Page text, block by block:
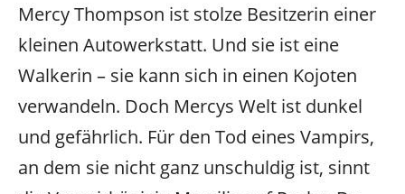
Mercy Thompson ist stolze Besitzerin einer
kleinen Autowerkstatt. Und sie ist eine
Walkerin – sie kann sich in einen Kojoten
verwandeln. Doch Mercys Welt ist dunkel
und gefährlich. Für den Tod eines Vampirs,
an dem sie nicht ganz unschuldig ist, sinnt